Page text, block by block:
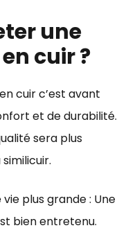
une
cuir ?
cuir c’est avant
et de durabilité.
sera plus
plus grande : Une
bien entretenu.